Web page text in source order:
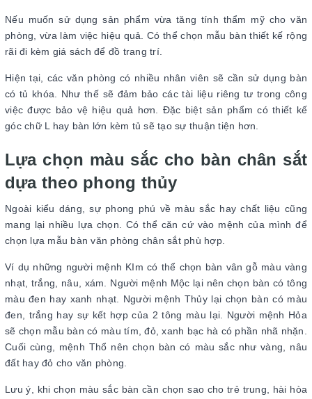
Nếu muốn sử dụng sản phẩm vừa tăng tính thẩm mỹ cho văn
phòng, vừa làm việc hiệu quả. Có thể chọn mẫu bàn thiết kế rộng
rãi đi kèm giá sách để đồ trang trí.
Hiện tại, các văn phòng có nhiều nhân viên sẽ cần sử dụng bàn
có tủ khóa. Như thế sẽ đảm bảo các tài liệu riêng tư trong công
việc được bảo vệ hiệu quả hơn. Đặc biệt sản phẩm có thiết kế
góc chữ L hay bàn lớn kèm tủ sẽ tạo sự thuận tiện hơn.
Lựa chọn màu sắc cho bàn chân sắt
dựa theo phong thủy
Ngoài kiểu dáng, sự phong phú về màu sắc hay chất liệu cũng
mang lại nhiều lựa chọn. Có thể căn cứ vào mệnh của mình để
chọn lựa mẫu bàn văn phòng chân sắt phù hợp.
Ví dụ những người mệnh KIm có thể chọn bàn vân gỗ màu vàng
nhạt, trắng, nâu, xám. Người mệnh Mộc lại nên chọn bàn có tông
màu đen hay xanh nhạt. Người mệnh Thủy lại chọn bàn có màu
đen, trắng hay sự kết hợp của 2 tông màu lại. Người mệnh Hỏa
sẽ chọn mẫu bàn có màu tím, đỏ, xanh bạc hà có phần nhã nhặn.
Cuối cùng, mệnh Thổ nên chọn bàn có màu sắc như vàng, nâu
đất hay đỏ cho văn phòng.
Lưu ý, khi chọn màu sắc bàn cần chọn sao cho trẻ trung, hài hòa